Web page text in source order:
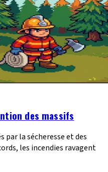
des massifs
par la sécheresse et des
les incendies ravagent